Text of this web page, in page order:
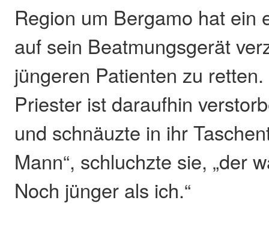
Region um Bergamo hat ein
auf sein Beatmungsgerät
jüngeren Patienten zu
Priester ist daraufhin
und schnäuzte in ihr
Mann“, schluchzte sie, „der
Noch jünger als ich.“